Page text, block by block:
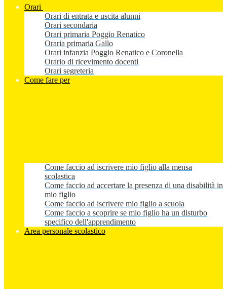
Orari
Orari di entrata e uscita alunni
Orari secondaria
Orari primaria Poggio Renatico
Oraria primaria Gallo
Orari infanzia Poggio Renatico e Coronella
Orario di ricevimento docenti
Orari segreteria
Come fare per
Come faccio ad iscrivere mio figlio alla mensa
scolastica
Come faccio ad accertare la presenza di una disabilità in
mio figlio
Come faccio ad iscrivere mio figlio a scuola
Come faccio a scoprire se mio figlio ha un disturbo
specifico dell'apprendimento
Area personale scolastico